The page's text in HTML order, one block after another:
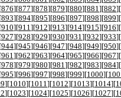
876][877][878][879][880][881 ][882][
893][894][895][896][897][898][899][
910][911 ][912][913][914][915][916][
927][928][929][930][931 ][932][933][
944][945][946][947][948][949][950][
961 ][962][963][964][965][966][967][
978][979][980][981 ][982][983][984][
995][996][997][998][999][1000][
][1010][1011 ][1012][1013][1014][
][1023][1024][1025][1026][1027][